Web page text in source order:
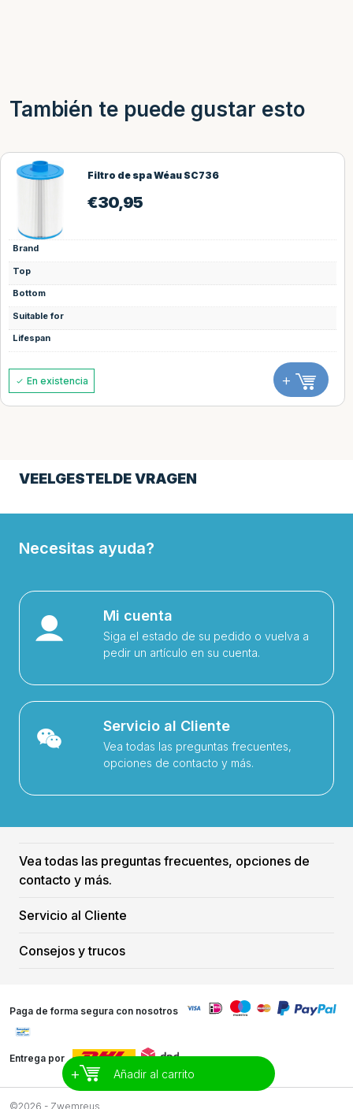
También te puede gustar esto
Filtro de spa Wéau SC736
€30,95
Brand
Top
Bottom
Suitable for
Lifespan
En existencia +
VEELGESTELDE VRAGEN
+ Añadir al carrito
Necesitas ayuda?
Mi cuenta
Siga el estado de su pedido o vuelva a
pedir un artículo en su cuenta.
Servicio al Cliente
Vea todas las preguntas frecuentes,
opciones de contacto y más.
Vea todas las preguntas frecuentes, opciones de
contacto y más.
Servicio al Cliente
Consejos y trucos
Paga de forma segura con nosotros
Entrega por
©2026 - Zwemreus